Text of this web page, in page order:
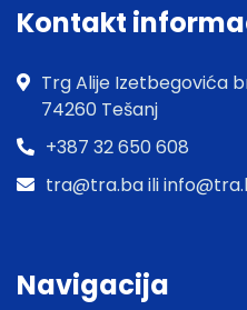
Kontakt
Trg Alije Izetbegovića
74260 Tešanj
+387 32 650 608
tra@tra.ba ili
Navigacija